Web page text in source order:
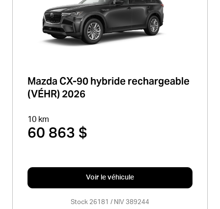
Mazda CX-90 hybride rechargeable
(VÉHR) 2026
10 km
60 863 $
Voir le véhicule
Stock 26181 / NIV 389244